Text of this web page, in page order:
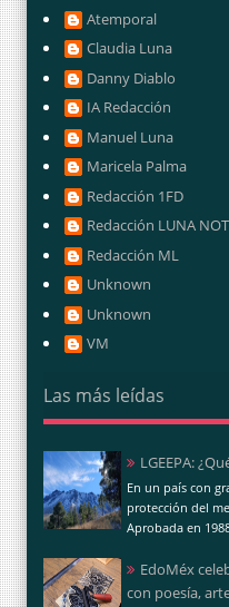
Atemporal
Claudia Luna
Danny Diablo
IA Redacción
Manuel Luna
Maricela Palma
Redacción 1FD
Redacción LUNA
Redacción ML
Unknown
Unknown
VM
Las más leídas
LGEEPA:
En un país con
protección del
Aprobada en
EdoMéx
con poesía,